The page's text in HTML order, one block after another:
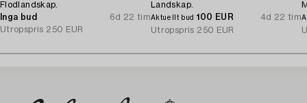
Flodlandskap.
Inga bud
6d 22 tim
Utropspris 250 EUR
Landskap.
Aktuellt bud 100 EUR
4d 22 tim
Utropspris 250 EUR